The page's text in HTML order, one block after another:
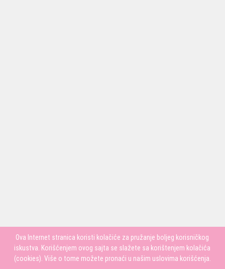
Ova Internet stranica koristi kolačiće za pružanje boljeg korisničkog
iskustva. Korišćenjem ovog sajta se slažete sa korištenjem kolačića
(cookies). Više o tome možete pronaći u našim uslovima korišćenja.
PRATITE NAS